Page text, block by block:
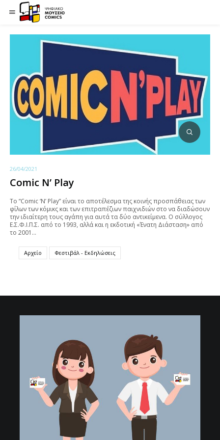
26/04/2021
Comic N’ Play
Το “Comic ‘N’ Play” είναι το αποτέλεσμα της κοινής προσπάθειας των
φίλων των κόμικς και των επιτραπέζιων παιχνιδιών στο να διαδώσουν
την ιδιαίτερη τους αγάπη για αυτά τα δύο αντικείμενα. Ο σύλλογος
Ε.Σ.Φ.Ι.Π.Σ. από το 1993, αλλά και η εκδοτική «Ένατη Διάσταση» από
το 2001…
Αρχείο Φεστιβάλ - Εκδηλώσεις